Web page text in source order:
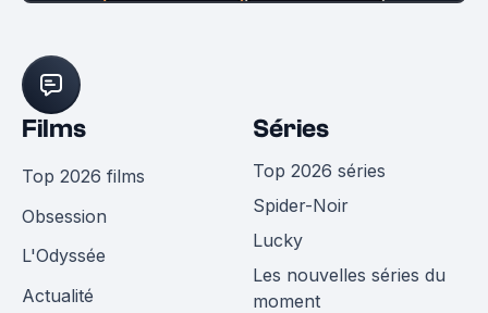
Films
Top 2026 films
Obsession
L'Odyssée
Actualité
Séries
Top 2026 séries
Spider-Noir
Lucky
Les nouvelles séries du
moment